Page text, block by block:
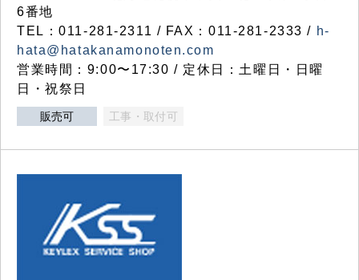
6番地
TEL：011-281-2311 / FAX：011-281-2333 / h-
hata@hatakanamonoten.com
営業時間：9:00〜17:30 / 定休日：土曜日・日曜
日・祝祭日
販売可 工事・取付可